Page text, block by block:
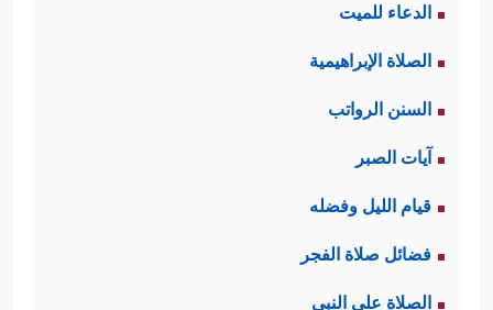
الدعاء للميت
الصلاة الإبراهيمية
السنن الرواتب
آيات الصبر
قيام الليل وفضله
فضائل صلاة الفجر
الصلاة على النبي